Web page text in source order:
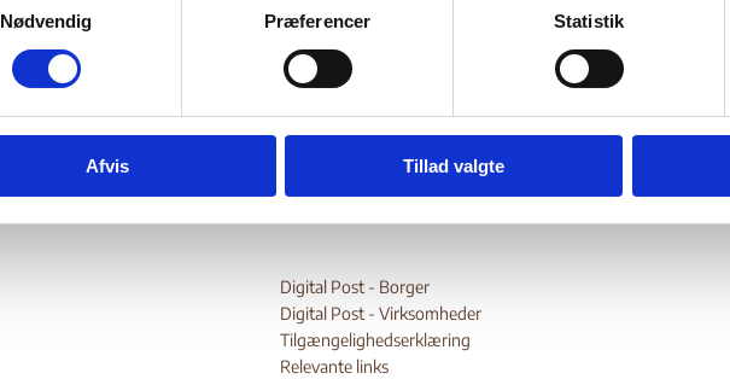
Nødvendig Præferencer Statistik
Afvis Tillad valgte
samt fredsprocessen mellem Nord- og Syd-Sudan. Endvidere oplysninger
overgreb mod civilbefolkningen og oplysninger omoprørsgruppen
(LR A)
Download
Digital Post - Borger
Digital Post - Virksomheder
Tilgængelighedserklæring
Relevante links